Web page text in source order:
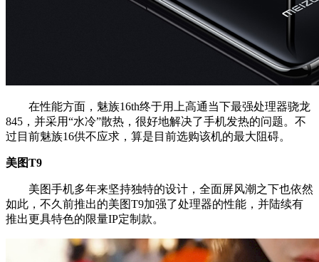
在性能方面，魅族16th终于用上高通当下最强处理器骁龙
845，并采用“水冷”散热，很好地解决了手机发热的问题。不
过目前魅族16供不应求，算是目前选购该机的最大阻碍。
美图T9
美图手机多年来坚持独特的设计，全面屏风潮之下也依然
如此，不久前推出的美图T9加强了处理器的性能，并陆续有
推出更具特色的限量IP定制款。